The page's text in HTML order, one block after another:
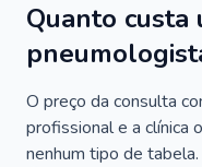
Quanto custa
O preço da consulta
profissional e a clínica
nenhum tipo de tabela.